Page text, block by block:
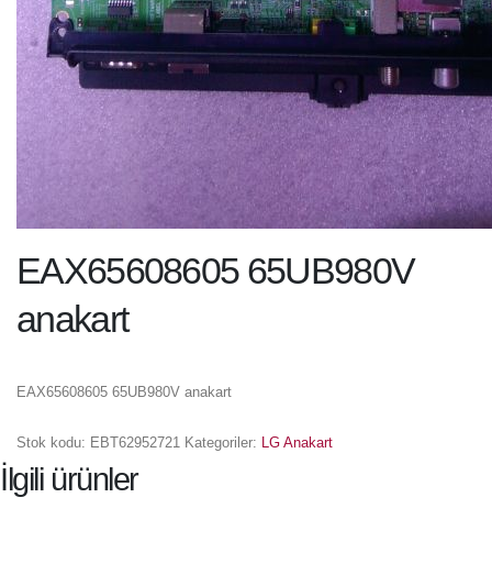
EAX65608605 65UB980V
anakart
EAX65608605 65UB980V anakart
Stok kodu: EBT62952721 Kategoriler: LG Anakart
İlgili ürünler